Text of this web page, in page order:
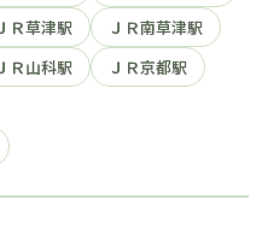
Ｒ草津駅
ＪＲ南草津駅
Ｒ山科駅
ＪＲ京都駅